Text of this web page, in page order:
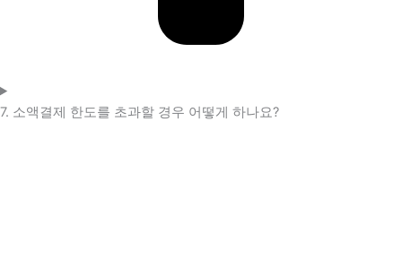
7. 소액결제 한도를 초과할 경우 어떻게 하나요?